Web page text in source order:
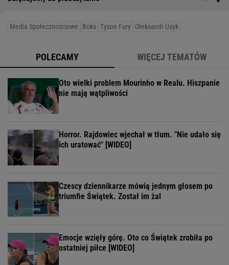
Media Społecznościowe Boks Tyson Fury Ołeksandr Usyk
POLECAMY WIĘCEJ TEMATÓW
Oto wielki problem Mourinho w Realu. Hiszpanie
nie mają wątpliwości
Horror. Rajdowiec wjechał w tłum. "Nie udało się
ich uratować" [WIDEO]
Czescy dziennikarze mówią jednym głosem po
triumfie Świątek. Został im żal
Emocje wzięły górę. Oto co Świątek zrobiła po
ostatniej piłce [WIDEO]